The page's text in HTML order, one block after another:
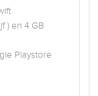
) en 4 GB
Playstore